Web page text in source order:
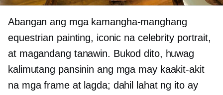
Abangan ang mga kamangha-manghang
equestrian painting, iconic na celebrity portrait,
at magandang tanawin. Bukod dito, huwag
kalimutang pansinin ang mga may kaakit-akit
na mga frame at lagda; dahil lahat ng ito ay